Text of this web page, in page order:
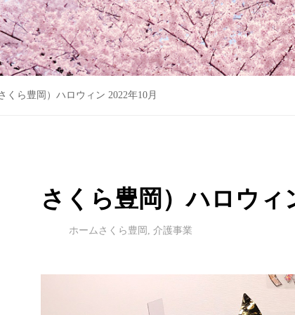
くら豊岡）ハロウィン 2022年10月
さくら豊岡）ハロウィ
ホームさくら豊岡 , 介護事業